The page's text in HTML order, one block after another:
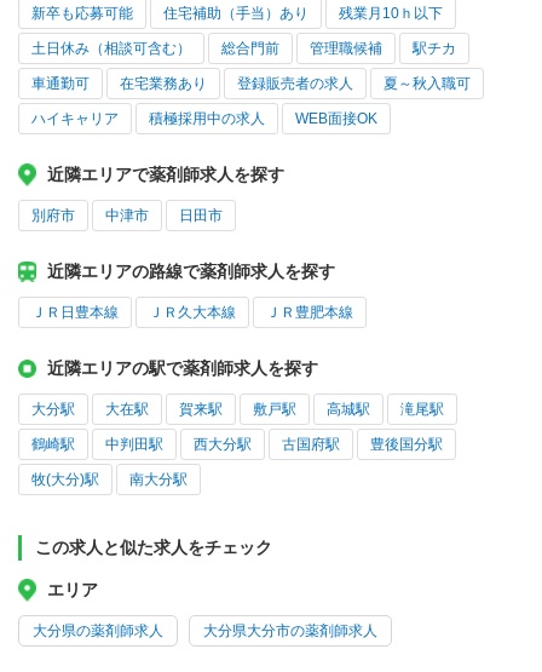
新卒も応募可能 住宅補助（手当）あり 残業月10ｈ以下
土日休み（相談可含む） 総合門前 管理職候補 駅チカ
車通勤可 在宅業務あり 登録販売者の求人 夏～秋入職可
ハイキャリア 積極採用中の求人 WEB面接OK
近隣エリアで薬剤師求人を探す
別府市 中津市 日田市
近隣エリアの路線で薬剤師求人を探す
ＪＲ日豊本線 ＪＲ久大本線 ＪＲ豊肥本線
近隣エリアの駅で薬剤師求人を探す
大分駅 大在駅 賀来駅 敷戸駅 高城駅 滝尾駅
鶴崎駅 中判田駅 西大分駅 古国府駅 豊後国分駅
牧(大分)駅 南大分駅
この求人と似た求人をチェック
エリア
大分県の薬剤師求人 大分県大分市の薬剤師求人